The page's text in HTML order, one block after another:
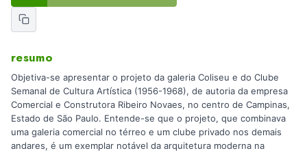
resumo
Objetiva-se apresentar o projeto da galeria Coliseu e do Clube
Semanal de Cultura Artística (1956-1968), de autoria da empresa
Comercial e Construtora Ribeiro Novaes, no centro de Campinas,
Estado de São Paulo. Entende-se que o projeto, que combinava
uma galeria comercial no térreo e um clube privado nos demais
andares, é um exemplar notável da arquitetura moderna na